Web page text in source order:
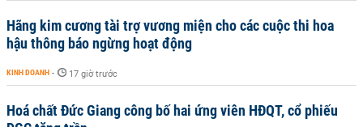
Hãng kim cương tài trợ vương miện cho các cuộc thi hoa
hậu thông báo ngừng hoạt động
KINH DOANH - 17 giờ trước
Hoá chất Đức Giang công bố hai ứng viên HĐQT, cổ phiếu